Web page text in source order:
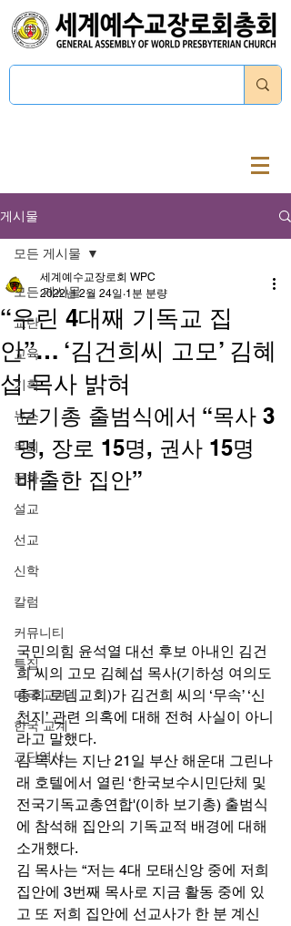
게시물
모든 게시물
교단
교육
기획
뉴스
목회
문화
설교
선교
신학
칼럼
커뮤니티
특집
미국 교계
한국 교계
교단역사
모든 게시물
“우린 4대째 기독교 집
안”… ‘김건희씨 고모’ 김혜
섭 목사 밝혀
세계예수교장로회 WPC
2022년 2월 24일 1분 분량
보기총 출범식에서 “목사 3
명, 장로 15명, 권사 15명
배출한 집안”
국민의힘 윤석열 대선 후보 아내인 김건
희 씨의 고모 김혜섭 목사(기하성 여의도
총회 로뎀교회)가 김건희 씨의 ‘무속’ ‘신
천지’ 관련 의혹에 대해 전혀 사실이 아니
라고 말했다.
김 목사는 지난 21일 부산 해운대 그린나
래 호텔에서 열린 ‘한국보수시민단체 및
전국기독교총연합'(이하 보기총) 출범식
에 참석해 집안의 기독교적 배경에 대해
소개했다.
김 목사는 “저는 4대 모태신앙 중에 저희
집안에 3번째 목사로 지금 활동 중에 있
고 또 저희 집안에 선교사가 한 분 계신